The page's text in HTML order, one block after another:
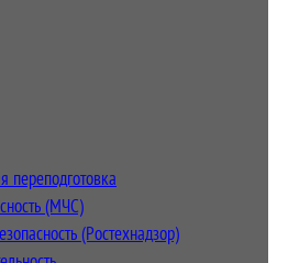
переподготовка
(МЧС)
(Ростехнадзор)